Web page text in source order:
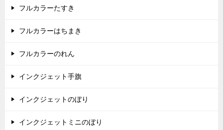
フルカラーたすき
フルカラーはちまき
フルカラーのれん
インクジェット手旗
インクジェットのぼり
インクジェットミニのぼり